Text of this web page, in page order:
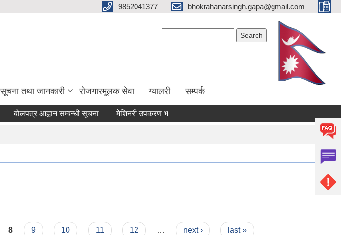
9852041377 bhokrahanarsingh.gapa@gmail.com
सूचना तथा जानकारी रोजगारमूलक सेवा ग्यालरी सम्पर्क
बोलपत्र आह्वान सम्बन्धी सूचना मेशिनरी उपकरण भाडामा लिने कार्य सम्बन्धी सूचना
8 9 10 11 12 … next › last »